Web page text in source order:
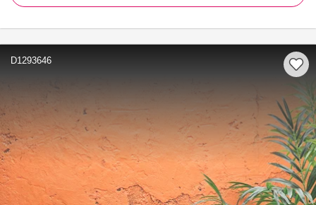
D1293646